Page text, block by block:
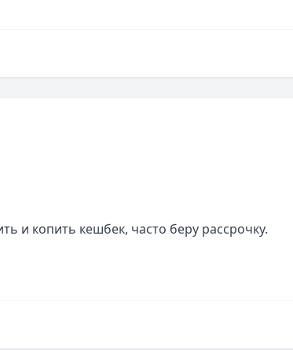
и копить кешбек, часто беру рассрочку.